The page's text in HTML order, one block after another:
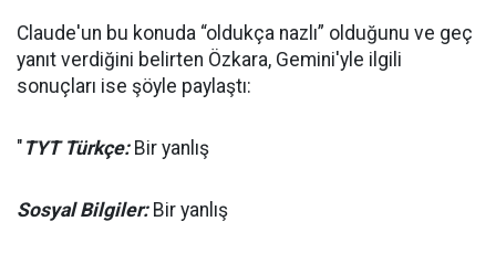
Claude'un bu konuda “oldukça nazlı” olduğunu ve geç
yanıt verdiğini belirten Özkara, Gemini'yle ilgili
sonuçları ise şöyle paylaştı:
" TYT Türkçe:Bir yanlış
Sosyal Bilgiler:Bir yanlış